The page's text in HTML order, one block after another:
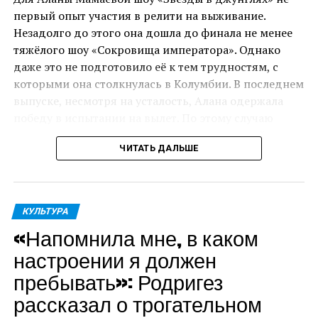
«Человек с сумкой» станет первой крупной ролью
Шварценеггера в полнометражном фильме после
«Терминатора: Темные судьбы» 2019 года.
первый опыт участия в релити на выживание.
Незадолго до этого она дошла до финала не менее
тяжёлого шоу «Сокровища императора». Однако
даже это не подготовило её к тем трудностям, с
которыми она столкнулась в Колумбии. В последнем
выпуске, несмотря на усталость, Алана одержала
участникам организовали праздник, который чуть
не закончился для модели нервным срывом.
«Я осталась в проекте, прошла испытание. Но
испытание, которое было в конце дня, я, к
сожалению, не прошла. Нам накрыли гигантский
стол с невероятно вкусной едой. Дали 60 секунд,
чтобы мы поели. А потом жестоко её выбросили. Я
только отошла от своей истерики, потому что это
было просто невыносимо. Это самое сложное
испытание за весь проект»,‒ рассказала Мамаева
ЧИТАТЬ ДАЛЬШЕ
КУЛЬТУРА
«Напомнила мне, в каком
настроении я должен
пребывать»: Родригез
рассказал о трогательном